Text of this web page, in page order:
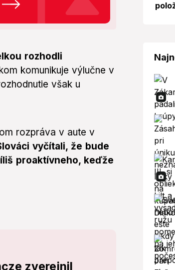
rozhodli
komunikuje výlučne v
však u
rozpráva v aute v
vyčítali, že bude
proaktívneho, keďže
zverejnil